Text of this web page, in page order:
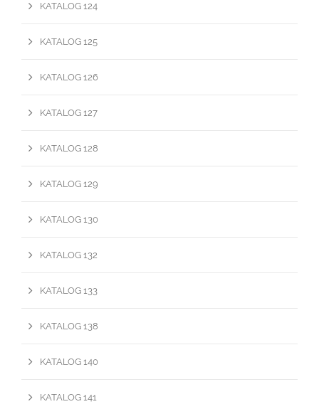
KATALOG 124
KATALOG 125
KATALOG 126
KATALOG 127
KATALOG 128
KATALOG 129
KATALOG 130
KATALOG 132
KATALOG 133
KATALOG 138
KATALOG 140
KATALOG 141